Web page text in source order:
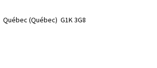
Québec (Québec)  G1K 3G8